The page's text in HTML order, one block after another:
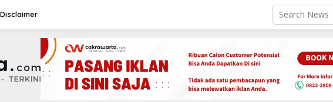
Disclaimer